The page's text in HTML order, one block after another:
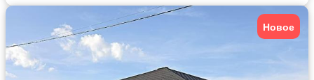
Новое